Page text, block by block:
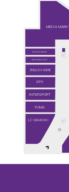
ENGLISH HOME
INTERSPORT
LC WAIKIKI
MADAME COCO
MEDIA
PUMA
SPX
VATAN BİLGİSAYAR